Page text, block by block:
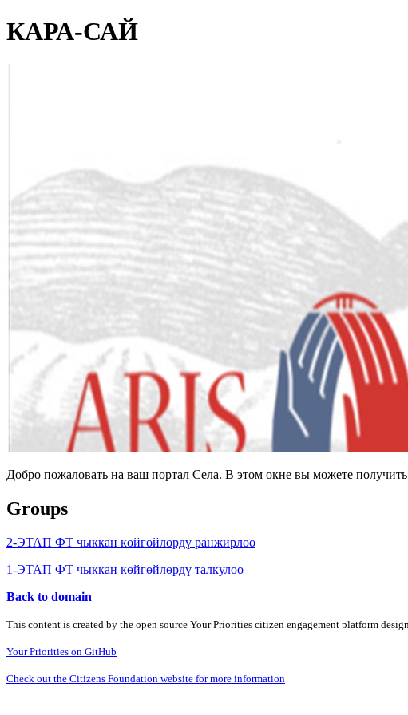
КАРА-САЙ
Добро пожаловать на ваш портал Села. В этом окне вы можете
Groups
2-ЭТАП ФТ чыккан көйгөйлөрдү ранжирлөө
1-ЭТАП ФТ чыккан көйгөйлөрдү талкулоо
Back to domain
This content is created by the open source Your Priorities citizen engagement platform
Your Priorities on GitHub
Check out the Citizens Foundation website for more information